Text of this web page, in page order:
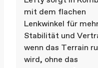
mit dem flachen
Lenkwinkel für
Stabilität und
wenn das Terrain
wird, ohne das